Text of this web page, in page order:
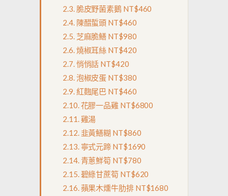
脆皮野菌素鵝 NT$460
陳醋蜇頭 NT$460
芝麻脆鱔 NT$980
燒椒耳絲 NT$420
悄悄話 NT$420
泡椒皮蛋 NT$380
紅麴尾巴 NT$460
花膠一品雞 NT$6800
雞湯
韭黃鱔糊 NT$860
寧式元蹄 NT$1690
青蔥鮮筍 NT$780
碧綠甘蔗筍 NT$620
蘋果木燻牛肋排 NT$1680